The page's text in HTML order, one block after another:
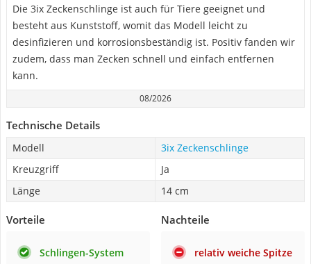
Die 3ix Zeckenschlinge ist auch für Tiere geeignet und
besteht aus Kunststoff, womit das Modell leicht zu
desinfizieren und korrosionsbeständig ist. Positiv fanden wir
zudem, dass man Zecken schnell und einfach entfernen
kann.
08/2026
Technische Details
Modell
3ix Zeckenschlinge
Kreuzgriff
Ja
Länge
14 cm
Vorteile
Schlingen-System
Nachteile
relativ weiche Spitze